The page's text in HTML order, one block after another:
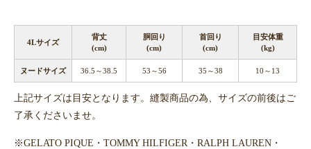
4Lサイズ
背丈
(cm)
胴回り
(cm)
首回り
(cm)
目安体重
(kg)
ヌードサイズ 36.5～38.5 53～56 35～38 10～13
上記サイズは目安となります。縫製商品の為、サイズの前後はご
了承くださいませ。
※GELATO PIQUE・TOMMY HILFIGER・RALPH LAUREN・